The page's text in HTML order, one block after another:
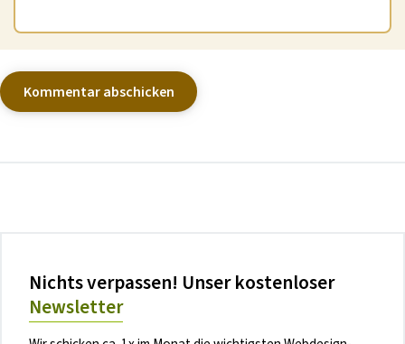
Nichts verpassen! Unser kostenloser
Newsletter